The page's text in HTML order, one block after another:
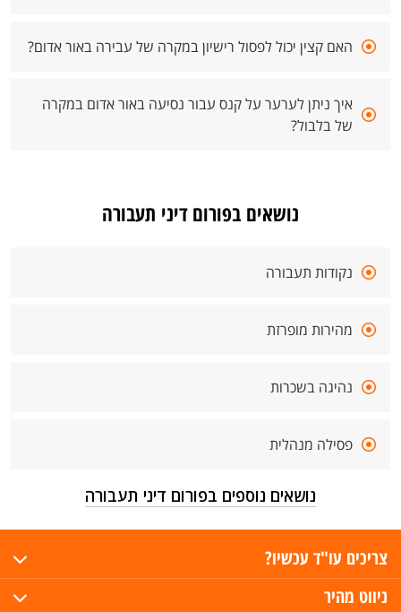
האם קצין יכול לפסול רישיון במקרה של עבירה באור אדום?
איך ניתן לערער על קנס עבור נסיעה באור אדום במקרה
של בלבול?
נושאים בפורום דיני תעבורה
נקודות תעבורה
מהירות מופרזת
נהיגה בשכרות
פסילה מנהלית
נושאים נוספים בפורום דיני תעבורה
צריכים עו"ד עכשיו?
ניווט מהיר